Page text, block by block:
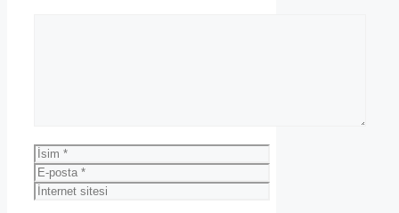
İsim
E-
posta
İnternet
sitesi